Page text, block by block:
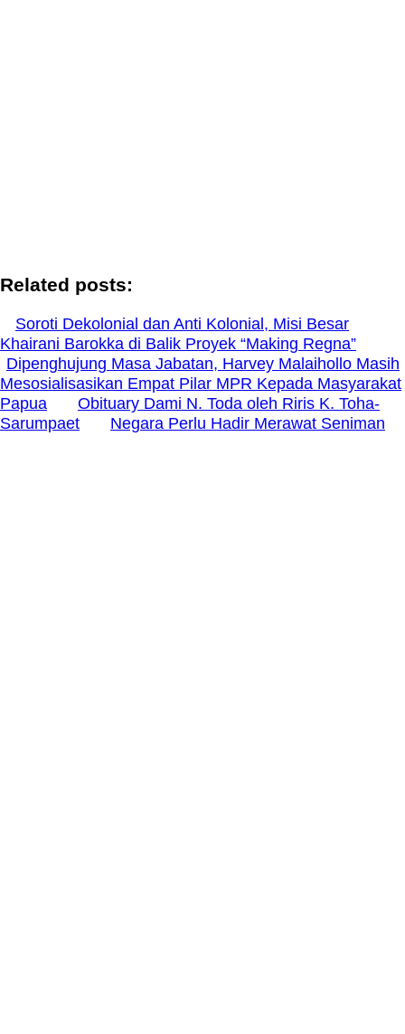
Related posts:
Soroti Dekolonial dan Anti Kolonial, Misi Besar
Khairani Barokka di Balik Proyek “Making Regna”
Dipenghujung Masa Jabatan, Harvey Malaihollo Masih
Mesosialisasikan Empat Pilar MPR Kepada Masyarakat
Papua
Obituary Dami N. Toda oleh Riris K. Toha-
Sarumpaet
Negara Perlu Hadir Merawat Seniman